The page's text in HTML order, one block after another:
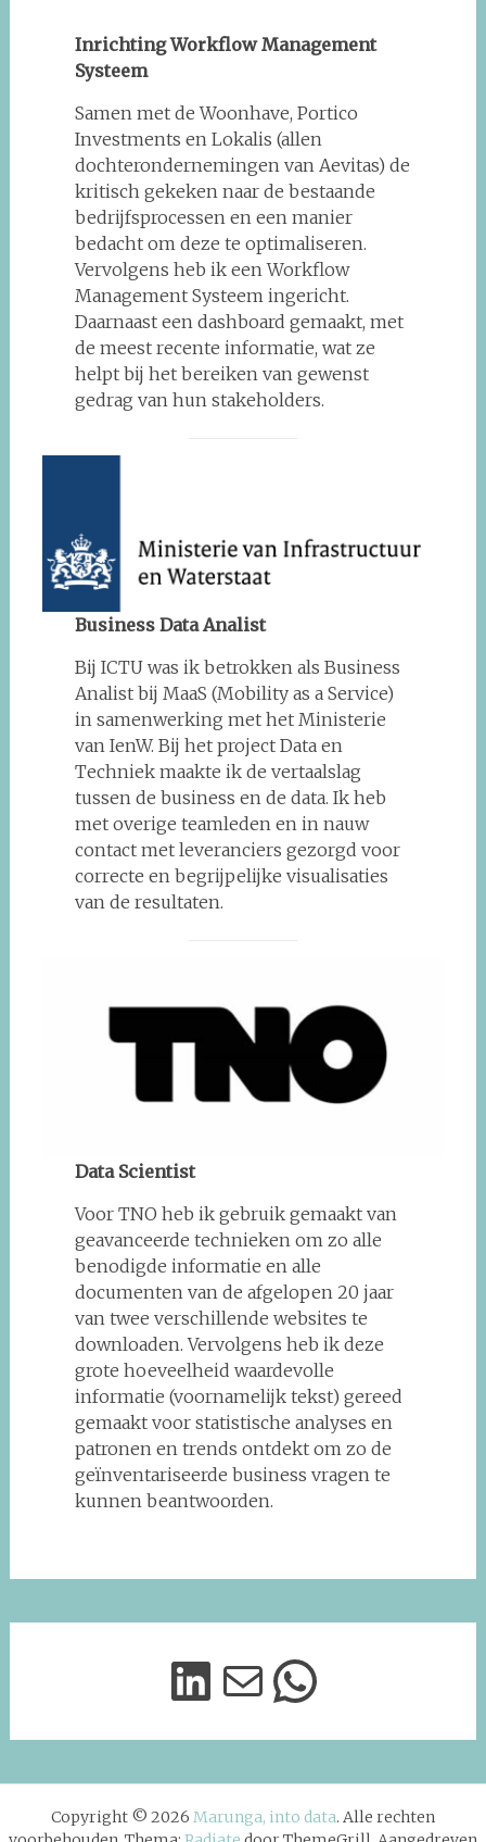
Inrichting Workflow Management
Systeem
Samen met de Woonhave, Portico
Investments en Lokalis (allen
dochterondernemingen van Aevitas) de
kritisch gekeken naar de bestaande
bedrijfsprocessen en een manier
bedacht om deze te optimaliseren.
Vervolgens heb ik een Workflow
Management Systeem ingericht.
Daarnaast een dashboard gemaakt, met
de meest recente informatie, wat ze
helpt bij het bereiken van gewenst
gedrag van hun stakeholders.
Business Data Analist
Bij ICTU was ik betrokken als Business
Analist bij MaaS (Mobility as a Service)
in samenwerking met het Ministerie
van IenW. Bij het project Data en
Techniek maakte ik de vertaalslag
tussen de business en de data. Ik heb
met overige teamleden en in nauw
contact met leveranciers gezorgd voor
correcte en begrijpelijke visualisaties
van de resultaten.
Data Scientist
Voor TNO heb ik gebruik gemaakt van
geavanceerde technieken om zo alle
benodigde informatie en alle
documenten van de afgelopen 20 jaar
van twee verschillende websites te
downloaden. Vervolgens heb ik deze
grote hoeveelheid waardevolle
informatie (voornamelijk tekst) gereed
gemaakt voor statistische analyses en
patronen en trends ontdekt om zo de
geïnventariseerde business vragen te
kunnen beantwoorden.
LinkedIn
MailStuur me vooral een appje op 06-
Copyright © 2026 Marunga, into data. Alle rechten